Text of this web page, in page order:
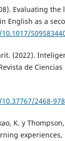
Evaluating
English as a
(2022).
de
2468-
K. y